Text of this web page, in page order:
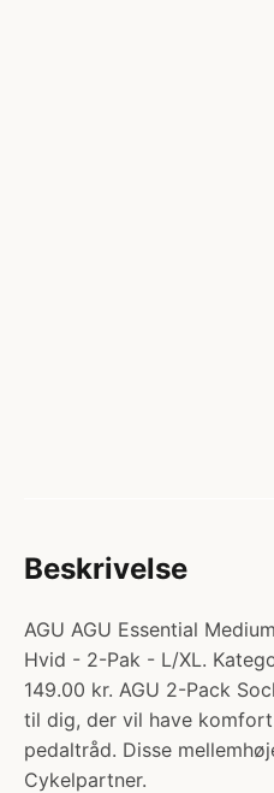
Beskrivelse
AGU AGU Essential
Hvid - 2-Pak - L/XL.
149.00 kr. AGU 2-Pack
til dig, der vil have
pedaltråd. Disse
Cykelpartner.